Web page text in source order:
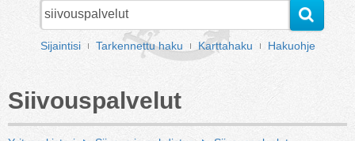
Sijaintisi Tarkennettu haku Karttahaku Hakuohje
Siivouspalvelut